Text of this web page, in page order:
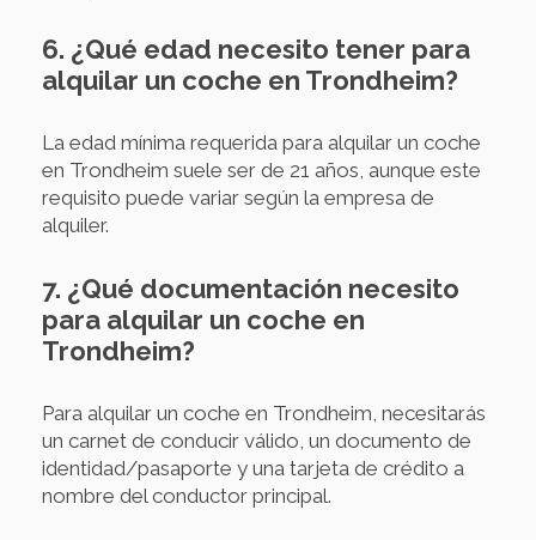
6. ¿Qué edad necesito tener para
alquilar un coche en Trondheim?
La edad mínima requerida para alquilar un coche
en Trondheim suele ser de 21 años, aunque este
requisito puede variar según la empresa de
alquiler.
7. ¿Qué documentación necesito
para alquilar un coche en
Trondheim?
Para alquilar un coche en Trondheim, necesitarás
un carnet de conducir válido, un documento de
identidad/pasaporte y una tarjeta de crédito a
nombre del conductor principal.